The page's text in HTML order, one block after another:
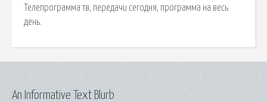
Телепрограмма тв, передачи сегодня, программа на весь
день.
An Informative Text Blurb